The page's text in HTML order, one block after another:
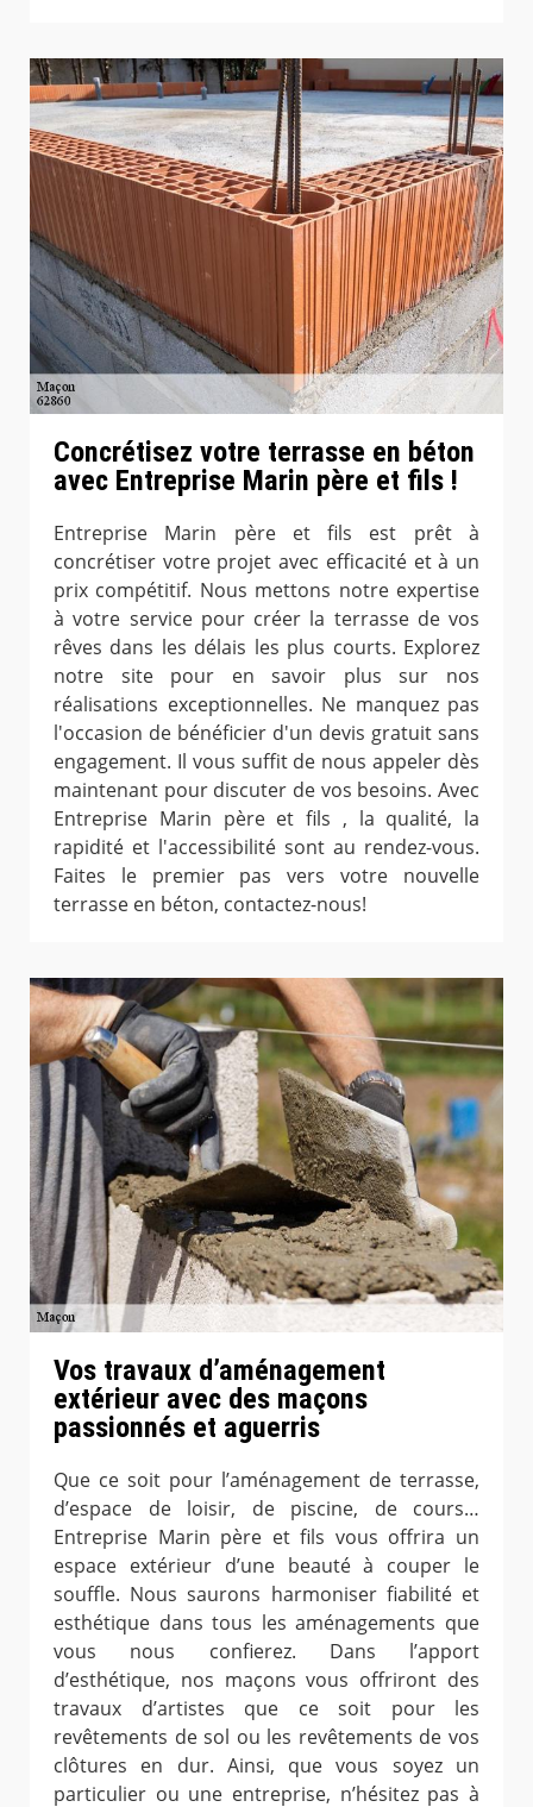
Concrétisez votre terrasse en béton
avec Entreprise Marin père et fils !
Entreprise Marin père et fils est prêt à
concrétiser votre projet avec efficacité et à un
prix compétitif. Nous mettons notre expertise
à votre service pour créer la terrasse de vos
rêves dans les délais les plus courts. Explorez
notre site pour en savoir plus sur nos
réalisations exceptionnelles. Ne manquez pas
l'occasion de bénéficier d'un devis gratuit sans
engagement. Il vous suffit de nous appeler dès
maintenant pour discuter de vos besoins. Avec
Entreprise Marin père et fils , la qualité, la
rapidité et l'accessibilité sont au rendez-vous.
Faites le premier pas vers votre nouvelle
terrasse en béton, contactez-nous!
Vos travaux d’aménagement
extérieur avec des maçons
passionnés et aguerris
Que ce soit pour l’aménagement de terrasse,
d’espace de loisir, de piscine, de cours…
Entreprise Marin père et fils vous offrira un
espace extérieur d’une beauté à couper le
souffle. Nous saurons harmoniser fiabilité et
esthétique dans tous les aménagements que
vous nous confierez. Dans l’apport
d’esthétique, nos maçons vous offriront des
travaux d’artistes que ce soit pour les
revêtements de sol ou les revêtements de vos
clôtures en dur. Ainsi, que vous soyez un
particulier ou une entreprise, n’hésitez pas à